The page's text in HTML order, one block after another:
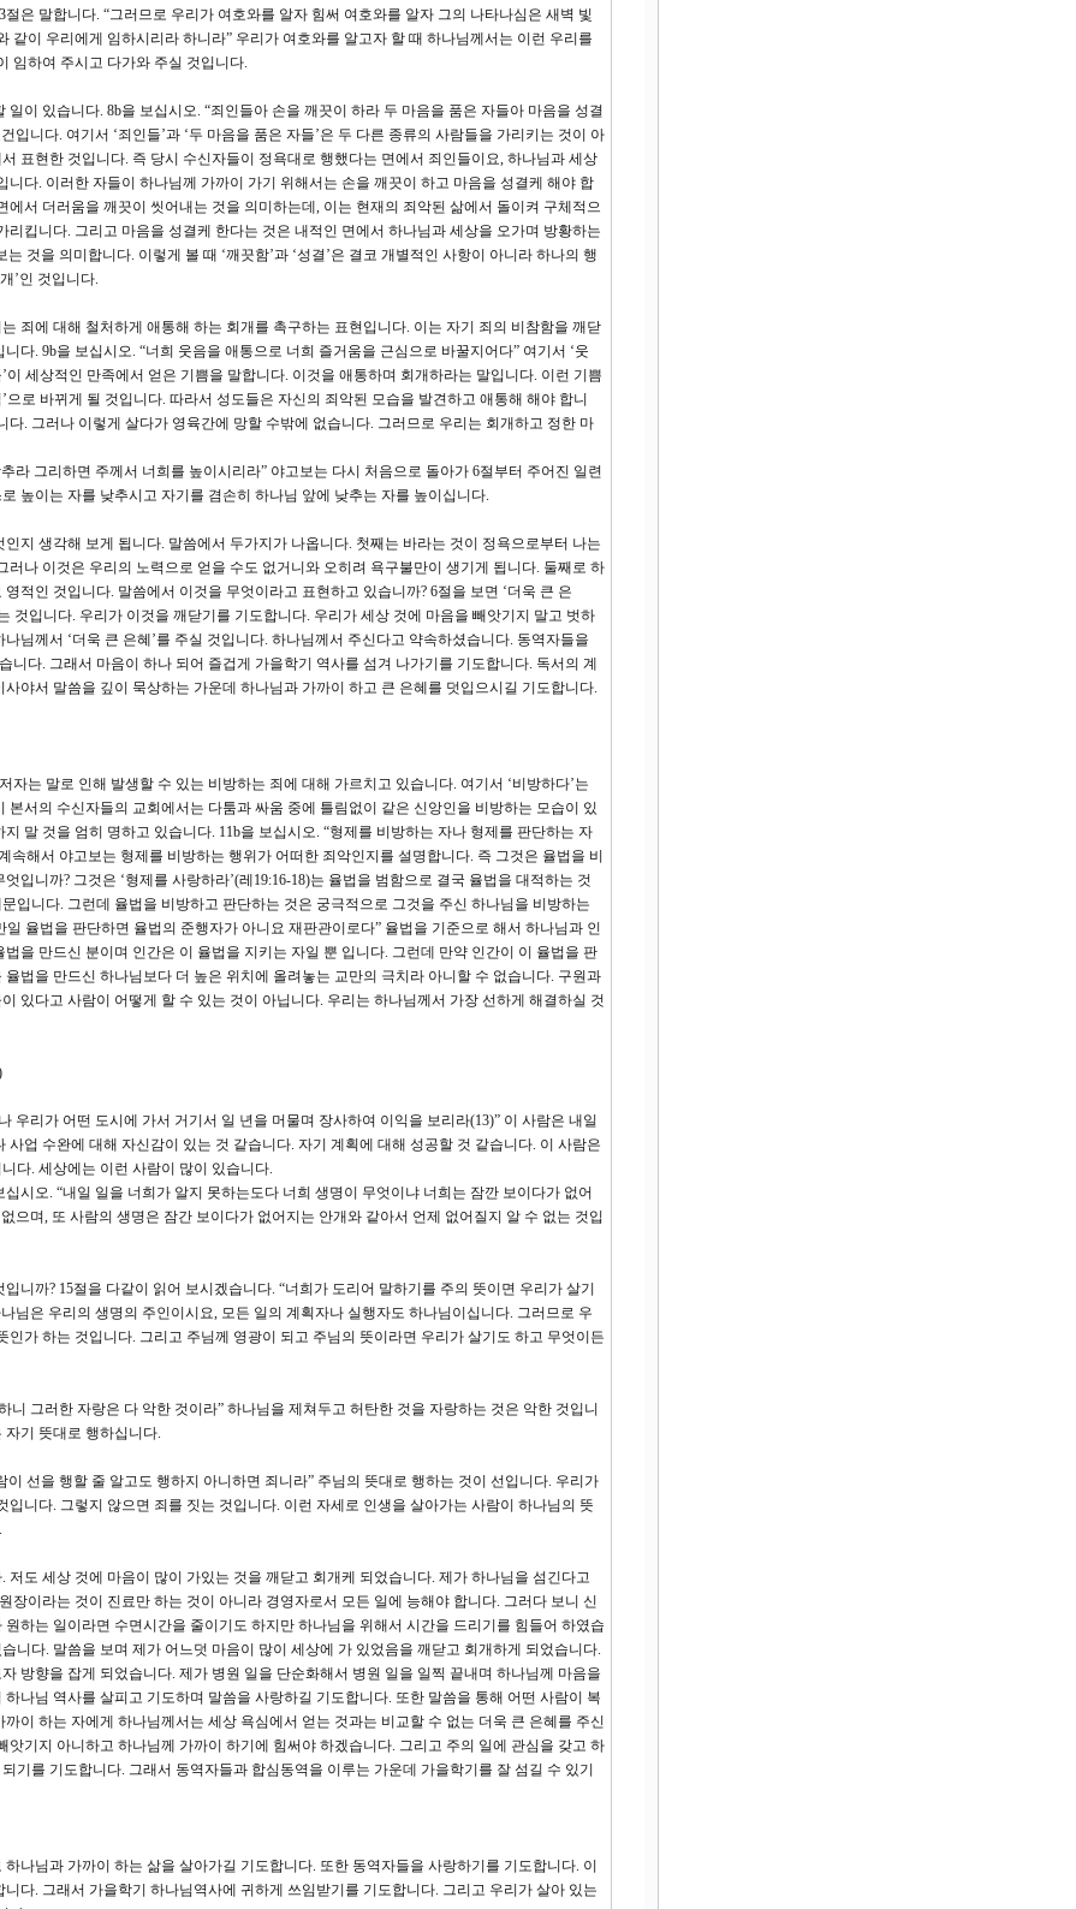
은 말합니다. “그러므로 우리가 여호와를 알자 힘써 여호와를 알자 그의 나타나심은 새벽 빛
같이 우리에게 임하시리라 하니라” 우리가 여호와를 알고자 할 때 하나님께서는 이런 우리를
임하여 주시고 다가와 주실 것입니다.
이 있습니다. 8b을 보십시오. “죄인들아 손을 깨끗이 하라 두 마음을 품은 자들아 마음을 성결
입니다. 여기서 ‘죄인들’과 ‘두 마음을 품은 자들’은 두 다른 종류의 사람들을 가리키는 것이 아
표현한 것입니다. 즉 당시 수신자들이 정욕대로 행했다는 면에서 죄인들이요, 하나님과 세상
니다. 이러한 자들이 하나님께 가까이 가기 위해서는 손을 깨끗이 하고 마음을 성결케 해야 합
에서 더러움을 깨끗이 씻어내는 것을 의미하는데, 이는 현재의 죄악된 삶에서 돌이켜 구체적으
리킵니다. 그리고 마음을 성결케 한다는 것은 내적인 면에서 하나님과 세상을 오가며 방황하는
것을 의미합니다. 이렇게 볼 때 ‘깨끗함’과 ‘성결’은 결코 개별적인 사항이 아니라 하나의 행
’인 것입니다.
죄에 대해 철처하게 애통해 하는 회개를 촉구하는 표현입니다. 이는 자기 죄의 비참함을 깨닫
다. 9b을 보십시오. “너희 웃음을 애통으로 너희 즐거움을 근심으로 바꿀지어다” 여기서 ‘웃
’이 세상적인 만족에서 얻은 기쁨을 말합니다. 이것을 애통하며 회개하라는 말입니다. 이런 기쁨
으로 바뀌게 될 것입니다. 따라서 성도들은 자신의 죄악된 모습을 발견하고 애통해 해야 합니
다. 그러나 이렇게 살다가 영육간에 망할 수밖에 없습니다. 그러므로 우리는 회개하고 정한 마
라 그리하면 주께서 너희를 높이시리라” 야고보는 다시 처음으로 돌아가 6절부터 주어진 일련
높이는 자를 낮추시고 자기를 겸손히 하나님 앞에 낮추는 자를 높이십니다.
지 생각해 보게 됩니다. 말씀에서 두가지가 나옵니다. 첫째는 바라는 것이 정욕으로부터 나는
러나 이것은 우리의 노력으로 얻을 수도 없거니와 오히려 욕구불만이 생기게 됩니다. 둘째로 하
적인 것입니다. 말씀에서 이것을 무엇이라고 표현하고 있습니까? 6절을 보면 ‘더욱 큰 은
것입니다. 우리가 이것을 깨닫기를 기도합니다. 우리가 세상 것에 마음을 빼앗기지 말고 벗하
님께서 ‘더욱 큰 은혜’를 주실 것입니다. 하나님께서 주신다고 약속하셨습니다. 동역자들을
니다. 그래서 마음이 하나 되어 즐겁게 가을학기 역사를 섬겨 나가기를 기도합니다. 독서의 계
야서 말씀을 깊이 묵상하는 가운데 하나님과 가까이 하고 큰 은혜를 덧입으시길 기도합니다.
자는 말로 인해 발생할 수 있는 비방하는 죄에 대해 가르치고 있습니다. 여기서 ‘비방하다’는
본서의 수신자들의 교회에서는 다툼과 싸움 중에 틀림없이 같은 신앙인을 비방하는 모습이 있
말 것을 엄히 명하고 있습니다. 11b을 보십시오. “형제를 비방하는 자나 형제를 판단하는 자
속해서 야고보는 형제를 비방하는 행위가 어떠한 죄악인지를 설명합니다. 즉 그것은 율법을 비
입니까? 그것은 ‘형제를 사랑하라’(레19:16-18)는 율법을 범함으로 결국 율법을 대적하는 것
입니다. 그런데 율법을 비방하고 판단하는 것은 궁극적으로 그것을 주신 하나님을 비방하는
율법을 판단하면 율법의 준행자가 아니요 재판관이로다” 율법을 기준으로 해서 하나님과 인
을 만드신 분이며 인간은 이 율법을 지키는 자일 뿐 입니다. 그런데 만약 인간이 이 율법을 판
법을 만드신 하나님보다 더 높은 위치에 올려놓는 교만의 극치라 아니할 수 없습니다. 구원과
있다고 사람이 어떻게 할 수 있는 것이 아닙니다. 우리는 하나님께서 가장 선하게 해결하실 것
우리가 어떤 도시에 가서 거기서 일 년을 머물며 장사하여 이익을 보리라(13)” 이 사람은 내일
업 수완에 대해 자신감이 있는 것 같습니다. 자기 계획에 대해 성공할 것 같습니다. 이 사람은
다. 세상에는 이런 사람이 많이 있습니다.
시오. “내일 일을 너희가 알지 못하는도다 너희 생명이 무엇이냐 너희는 잠깐 보이다가 없어
으며, 또 사람의 생명은 잠간 보이다가 없어지는 안개와 같아서 언제 없어질지 알 수 없는 것입
니까? 15절을 다같이 읽어 보시겠습니다. “너희가 도리어 말하기를 주의 뜻이면 우리가 살기
님은 우리의 생명의 주인이시요, 모든 일의 계획자나 실행자도 하나님이십니다. 그러므로 우
인가 하는 것입니다. 그리고 주님께 영광이 되고 주님의 뜻이라면 우리가 살기도 하고 무엇이든
니 그러한 자랑은 다 악한 것이라” 하나님을 제쳐두고 허탄한 것을 자랑하는 것은 악한 것입니
기 뜻대로 행하십니다.
이 선을 행할 줄 알고도 행하지 아니하면 죄니라” 주님의 뜻대로 행하는 것이 선입니다. 우리가
니다. 그렇지 않으면 죄를 짓는 것입니다. 이런 자세로 인생을 살아가는 사람이 하나님의 뜻
도 세상 것에 마음이 많이 가있는 것을 깨닫고 회개케 되었습니다. 제가 하나님을 섬긴다고
장이라는 것이 진료만 하는 것이 아니라 경영자로서 모든 일에 능해야 합니다. 그러다 보니 신
하는 일이라면 수면시간을 줄이기도 하지만 하나님을 위해서 시간을 드리기를 힘들어 하였습
니다. 말씀을 보며 제가 어느덧 마음이 많이 세상에 가 있었음을 깨닫고 회개하게 되었습니다.
방향을 잡게 되었습니다. 제가 병원 일을 단순화해서 병원 일을 일찍 끝내며 하나님께 마음을
나님 역사를 살피고 기도하며 말씀을 사랑하길 기도합니다. 또한 말씀을 통해 어떤 사람이 복
이 하는 자에게 하나님께서는 세상 욕심에서 얻는 것과는 비교할 수 없는 더욱 큰 은혜를 주신
앗기지 아니하고 하나님께 가까이 하기에 힘써야 하겠습니다. 그리고 주의 일에 관심을 갖고 하
기를 기도합니다. 그래서 동역자들과 합심동역을 이루는 가운데 가을학기를 잘 섬길 수 있기
나님과 가까이 하는 삶을 살아가길 기도합니다. 또한 동역자들을 사랑하기를 기도합니다. 이
다. 그래서 가을학기 하나님역사에 귀하게 쓰임받기를 기도합니다. 그리고 우리가 살아 있는